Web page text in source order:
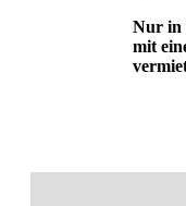
Nur in
mit